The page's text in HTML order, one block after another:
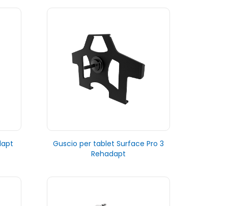
Guscio per tablet Surface Pro 3
Rehadapt